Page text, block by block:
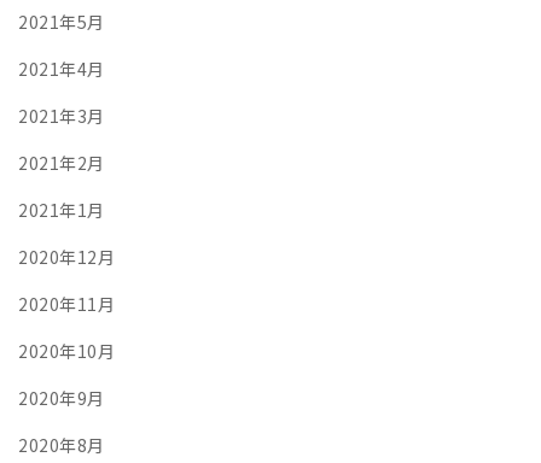
2021年5月
2021年4月
2021年3月
2021年2月
2021年1月
2020年12月
2020年11月
2020年10月
2020年9月
2020年8月